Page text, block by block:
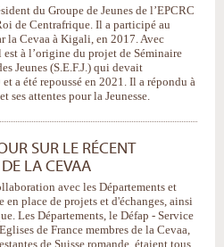
du Groupe de Jeunes de l’EPCRC
de Centrafrique. Il a participé au
la Cevaa à Kigali, en 2017. Avec
est à l’origine du projet de Séminaire
Jeunes (S.E.F.J.) qui devait
a été repoussé en 2021. Il a répondu à
ses attentes pour la Jeunesse.
SUR LE RÉCENT
LA CEVAA
avec les Départements et
en place de projets et d'échanges, ainsi
Les Départements, le Défap - Service
de France membres de la Cevaa,
de Suisse romande, étaient tous